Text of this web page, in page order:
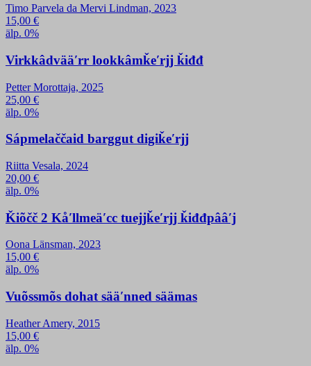
Timo Parvela da Mervi Lindman, 2023
15,00 €
älp. 0%
Virkkâdvääʹrr lookkâmǩeʹrjj ǩiđđ
Petter Morottaja, 2025
25,00 €
älp. 0%
Sápmelaččaid barggut digiǩeʹrjj
Riitta Vesala, 2024
20,00 €
älp. 0%
Ǩiõčč 2 Kåʹllmeäʹcc tuejjǩeʹrjj ǩiđđpââʹj
Oona Länsman, 2023
15,00 €
älp. 0%
Vuõssmõs dohat sääʹnned säämas
Heather Amery, 2015
15,00 €
älp. 0%